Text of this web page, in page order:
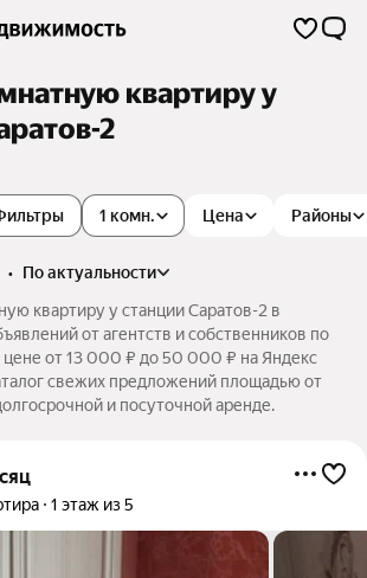
квартиру у
2
Цена
1 комн. Районы
•
по актуальности
квартиру у станции Саратов-2 в
от агентств и собственников по
цене от 13 000 ₽ до 50 000 ₽ на Яндекс
свежих предложений площадью от
и посуточной аренде.
1 этаж из 5